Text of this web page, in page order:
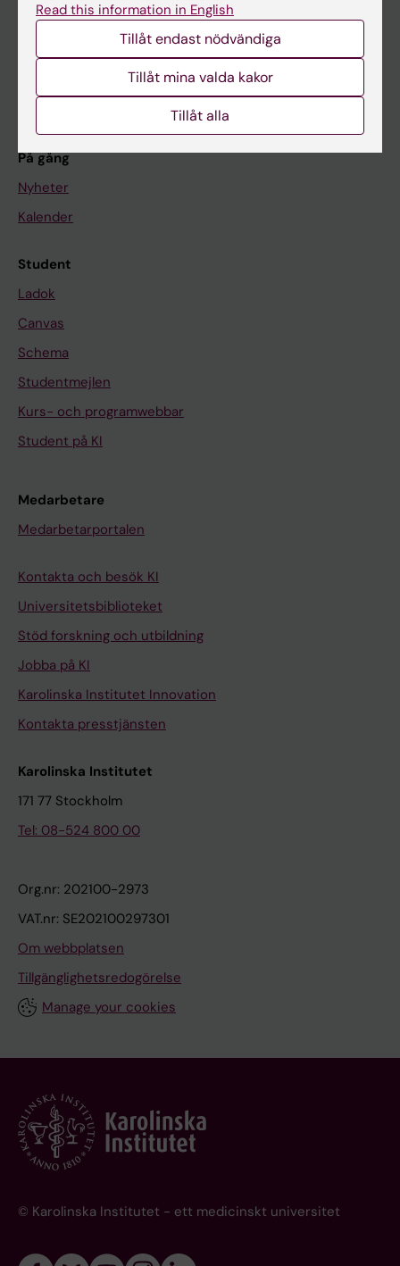
Utbildning
Forskarutbildning
Om KI
På gång
Nyheter
Kalender
Student
Ladok
Canvas
Schema
Studentmejlen
Kurs- och programwebbar
Student på KI
Medarbetare
Medarbetarportalen
Kontakta och besök KI
Universitetsbiblioteket
Stöd forskning och utbildning
Jobba på KI
Karolinska Institutet Innovation
Kontakta presstjänsten
Karolinska Institutet
171 77 Stockholm
Tel: 08-524 800 00
Org.nr: 202100-2973
VAT.nr: SE202100297301
Om webbplatsen
Tillgänglighetsredogörelse
Manage your cookies
© Karolinska Institutet - ett medicinskt universitet
Read this information in English
Tillåt endast nödvändiga
Tillåt mina valda kakor
Tillåt alla